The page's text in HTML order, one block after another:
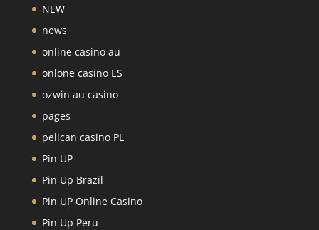
NEW
news
online casino au
onlone casino ES
ozwin au casino
pages
pelican casino PL
Pin UP
Pin Up Brazil
Pin UP Online Casino
Pin Up Peru